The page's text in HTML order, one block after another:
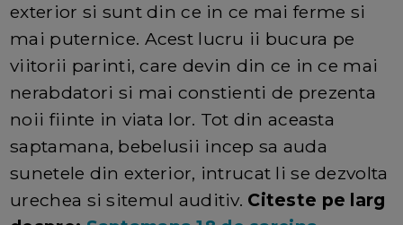
exterior si sunt din ce in ce mai ferme si
mai puternice. Acest lucru ii bucura pe
viitorii parinti, care devin din ce in ce mai
nerabdatori si mai constienti de prezenta
noii fiinte in viata lor. Tot din aceasta
saptamana, bebelusii incep sa auda
sunetele din exterior, intrucat li se dezvolta
urechea si sitemul auditiv. Citeste pe larg